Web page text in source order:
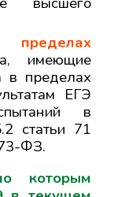
имеющие
в пределах
ЕГЭ
в
статьи 71
ФЗ.
которым